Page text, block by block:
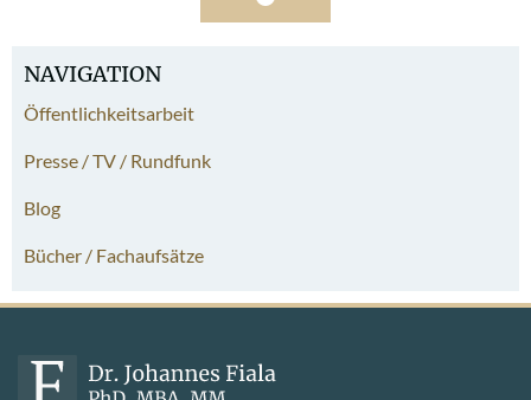
NAVIGATION
Öffentlichkeitsarbeit
Presse / TV / Rundfunk
Blog
Bücher / Fachaufsätze